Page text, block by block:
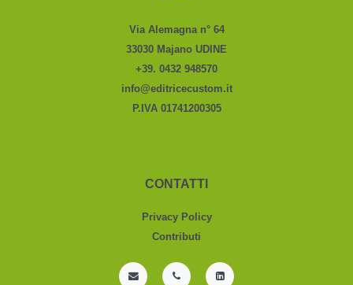
Via Alemagna n° 64
33030 Majano UDINE
+39. 0432 948570
info@editricecustom.it
P.IVA 01741200305
CONTATTI
Privacy Policy
Contributi